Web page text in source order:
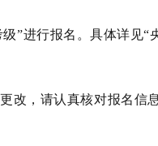
”进行报名。具体详见“
改，请认真核对报名信息